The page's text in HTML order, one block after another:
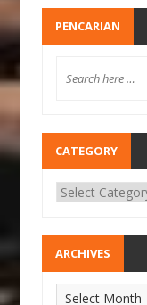
PENCARIAN
CATEGORY
ARCHIVES